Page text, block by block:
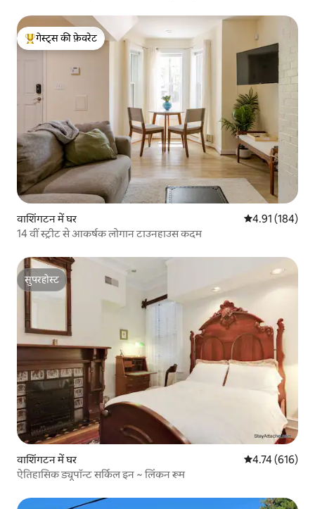
गेस्ट्स का टॉप फ़ेवरेट
गेस्ट्स की फ़ेवरेट
वाशिंगटन में घर औसत रेटिंग 5 में से
4.91 (184)
14 वीं स्ट्रीट से आकर्षक लोगान टाउनहाउस कदम
सुपरहोस्ट
सुपरहोस्ट
वाशिंगटन में घर औसत रेटिंग 5 में से
4.74 (616)
ऐतिहासिक ड्यूपॉन्ट सर्किल इन ~ लिंकन रूम